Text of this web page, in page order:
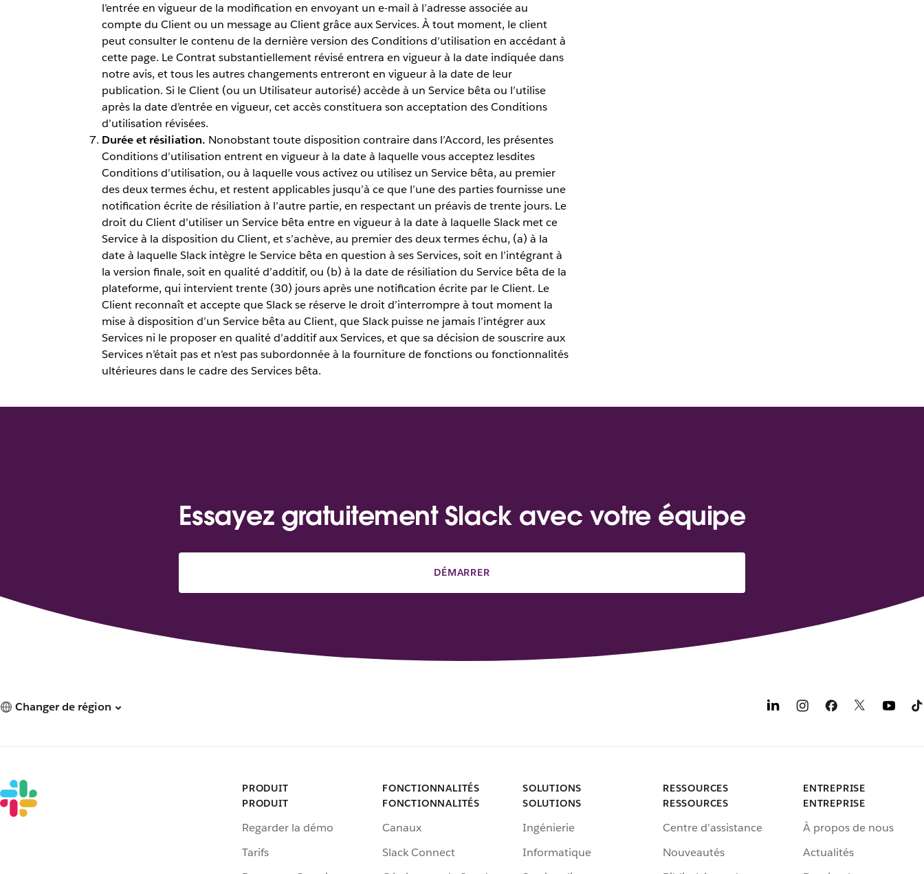
l’entrée en vigueur de la modification en envoyant un e-mail à l’adresse associée au
compte du Client ou un message au Client grâce aux Services. À tout moment, le client
peut consulter le contenu de la dernière version des Conditions d’utilisation en accédant à
cette page. Le Contrat substantiellement révisé entrera en vigueur à la date indiquée dans
notre avis, et tous les autres changements entreront en vigueur à la date de leur
publication. Si le Client (ou un Utilisateur autorisé) accède à un Service bêta ou l’utilise
après la date d’entrée en vigueur, cet accès constituera son acceptation des Conditions
d’utilisation révisées.
Durée et résiliation. Nonobstant toute disposition contraire dans l’Accord, les présentes
Conditions d’utilisation entrent en vigueur à la date à laquelle vous acceptez lesdites
Conditions d’utilisation, ou à laquelle vous activez ou utilisez un Service bêta, au premier
des deux termes échu, et restent applicables jusqu’à ce que l’une des parties fournisse une
notification écrite de résiliation à l’autre partie, en respectant un préavis de trente jours. Le
droit du Client d’utiliser un Service bêta entre en vigueur à la date à laquelle Slack met ce
Service à la disposition du Client, et s’achève, au premier des deux termes échu, (a) à la
date à laquelle Slack intègre le Service bêta en question à ses Services, soit en l’intégrant à
la version finale, soit en qualité d’additif, ou (b) à la date de résiliation du Service bêta de la
plateforme, qui intervient trente (30) jours après une notification écrite par le Client. Le
Client reconnaît et accepte que Slack se réserve le droit d’interrompre à tout moment la
mise à disposition d’un Service bêta au Client, que Slack puisse ne jamais l’intégrer aux
Services ni le proposer en qualité d’additif aux Services, et que sa décision de souscrire aux
Services n’était pas et n’est pas subordonnée à la fourniture de fonctions ou fonctionnalités
ultérieures dans le cadre des Services bêta.
Essayez gratuitement Slack avec votre équipe
DÉMARRER
Changer de région
PRODUIT
PRODUIT
Regarder la démo
Tarifs
FONCTIONNALITÉS
FONCTIONNALITÉS
Canaux
Slack Connect
SOLUTIONS
SOLUTIONS
Ingénierie
Informatique
RESSOURCES
RESSOURCES
Centre d’assistance
Nouveautés
ENTREPRISE
ENTREPRISE
À propos de nous
Actualités